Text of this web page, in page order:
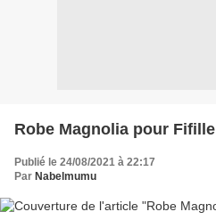
Robe Magnolia pour Fifille
Publié le 24/08/2021 à 22:17
Par Nabelmumu